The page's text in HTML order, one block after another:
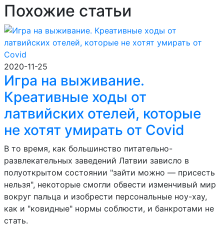
Похожие статьи
2020-11-25
Игра на выживание.
Креативные ходы от
латвийских отелей, которые
не хотят умирать от Covid
В то время, как большинство питательно-
развлекательных заведений Латвии зависло в
полуоткрытом состоянии "зайти можно — присесть
нельзя", некоторые смогли обвести изменчивый мир
вокруг пальца и изобрести персональные ноу-хау,
как и "ковидные" нормы соблюсти, и банкротами не
стать.